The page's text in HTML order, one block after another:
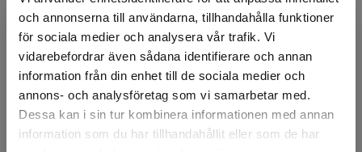
och annonserna till användarna, tillhandahålla funktioner
för sociala medier och analysera vår trafik. Vi
vidarebefordrar även sådana identifierare och annan
information från din enhet till de sociala medier och
annons- och analysföretag som vi samarbetar med.
Dessa kan i sin tur kombinera informationen med annan
information som du har tillhandahållit eller som de har
Begränsad fraktregion
Det verkar som att du besöker
Fakta om puberteten
Chavez Perez, Inti